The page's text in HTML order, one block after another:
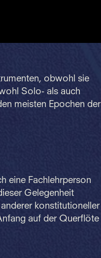
obwohl sie
Solo- als auch
meisten Epochen der
eine Fachlehrperson
Gelegenheit
konstitutioneller
auf der Querflöte